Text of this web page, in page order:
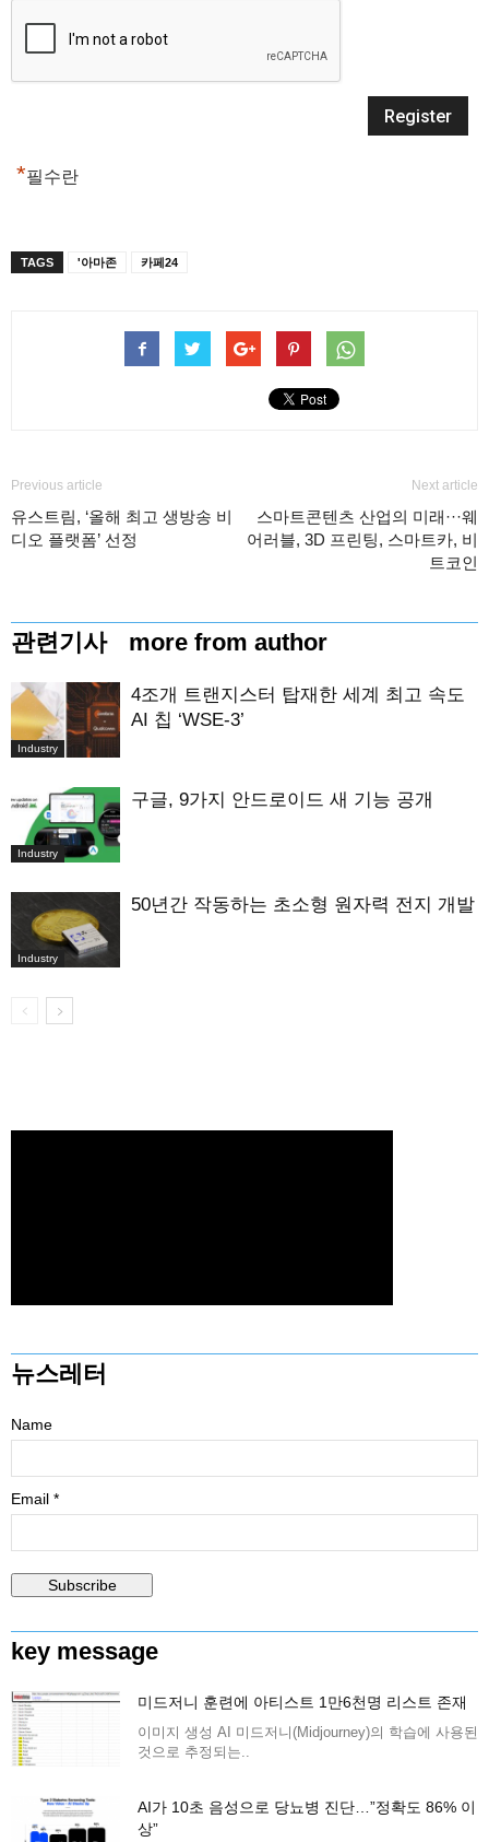
*필수란
TAGS '아마존 카페24
Previous article
유스트림, ‘올해 최고 생방송 비
디오 플랫폼’ 선정
Next article
스마트콘텐츠 산업의 미래···웨
어러블, 3D 프린팅, 스마트카, 비
트코인
관련기사 more from author
Industry
4조개 트랜지스터 탑재한 세계 최고 속도
AI 칩 ‘WSE-3’
Industry
구글, 9가지 안드로이드 새 기능 공개
Industry
50년간 작동하는 초소형 원자력 전지 개발
뉴스레터
Name
Email *
key message
미드저니 훈련에 아티스트 1만6천명 리스트 존재
이미지 생성 AI 미드저니(Midjourney)의 학습에 사용된
것으로 추정되는..
AI가 10초 음성으로 당뇨병 진단…”정확도 86% 이
상”